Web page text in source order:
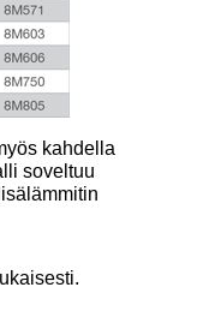
kahdella
soveltuu